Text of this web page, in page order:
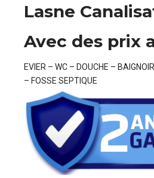
Lasne
Avec des prix
EVIER – WC – DOUCHE –
– FOSSE SEPTIQUE